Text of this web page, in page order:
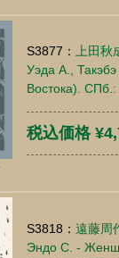
S3877：
上田
Уэда А.,
Востока).
税込価格
S3818： 遠藤周
Эндо С. -